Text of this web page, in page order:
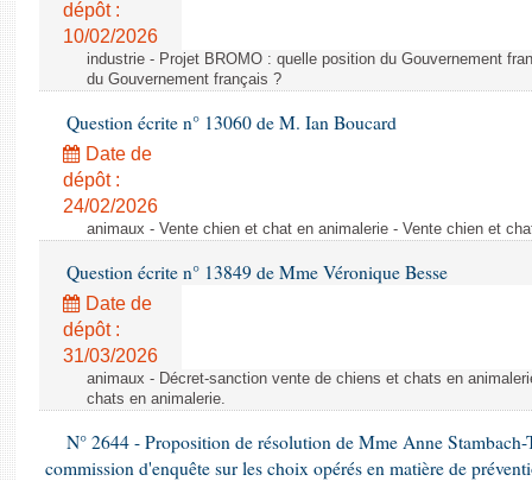
Dossiers législatifs
Budget et sécurité sociale
Questions écrites et orales
Comptes rendus des débats
dépôt :
10/02/2026
industrie - Projet BROMO : quelle position du Gouvernement
du Gouvernement français ?
Question écrite n° 13060 de M. Ian Boucard
Date de
dépôt :
24/02/2026
animaux - Vente chien et chat en animalerie - Vente chien et
Question écrite n° 13849 de Mme Véronique Besse
Date de
dépôt :
31/03/2026
animaux - Décret-sanction vente de chiens et chats en
chats en animalerie.
N° 2644 - Proposition de résolution de Mme Anne
commission d'enquête sur les choix opérés en matière de